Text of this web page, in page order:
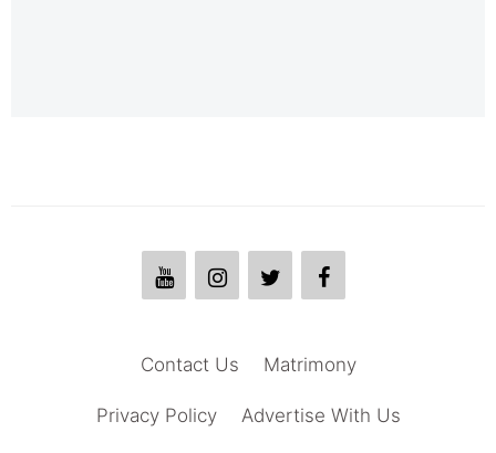
Matrimony
Contact Us
Advertise With Us
Privacy Policy